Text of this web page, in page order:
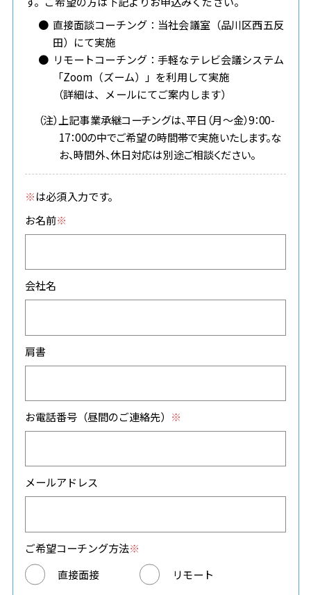
直接面談コーチング：当社会議室（品川区西五反
田）にて実施
リモートコーチング：手軽なテレビ会議システム
「Zoom（ズーム）」を利用して実施
（詳細は、メールにてご案内します）
（注）上記事業承継コーチングは、平日（月～金）9：00-
17：00の中でご希望の時間帯で実施いたします。な
お、時間外、休日対応は別途ご相談ください。
※は必須入力です。
お名前※
会社名
肩書
お電話番号 （昼間のご連絡先） ※
メールアドレス
ご希望コーチング方法※
直接面接
リモート